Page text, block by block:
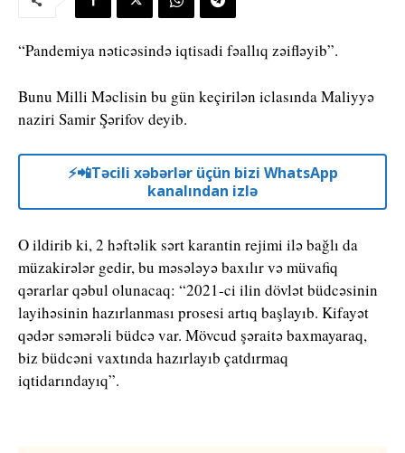
“Pandemiya nəticəsində iqtisadi fəallıq zəifləyib”.
Bunu Milli Məclisin bu gün keçirilən iclasında Maliyyə
naziri Samir Şərifov deyib.
⚡️📲Təcili xəbərlər üçün bizi WhatsApp
kanalından izlə
O ildirib ki, 2 həftəlik sərt karantin rejimi ilə bağlı da
müzakirələr gedir, bu məsələyə baxılır və müvafiq
qərarlar qəbul olunacaq: “2021-ci ilin dövlət büdcəsinin
layihəsinin hazırlanması prosesi artıq başlayıb. Kifayət
qədər səmərəli büdcə var. Mövcud şəraitə baxmayaraq,
biz büdcəni vaxtında hazırlayıb çatdırmaq
iqtidarındayıq”.